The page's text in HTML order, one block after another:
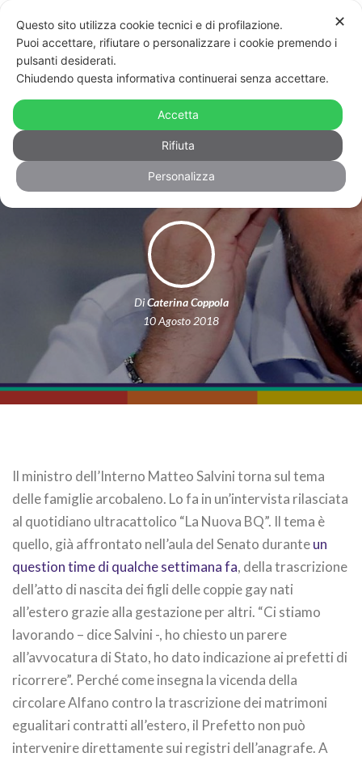
La bugia di Salvini su “madre” e
“padre” sul modulo per la carta di
identità elettronica
DiCaterina Coppola
10 Agosto 2018
Il ministro dell’Interno Matteo Salvini torna sul tema
delle famiglie arcobaleno. Lo fa in un’intervista rilasciata
al quotidiano ultracattolico “La Nuova BQ”. Il tema è
quello, già affrontato nell’aula del Senato duranteun
question time di qualche settimana fa, della trascrizione
dell’atto di nascita dei figli delle coppie gay nati
all’estero grazie alla gestazione per altri. “Ci stiamo
lavorando – dice Salvini -, ho chiesto un parere
all’avvocatura di Stato, ho dato indicazione ai prefetti di
ricorrere”. Perché come insegna la vicenda della
circolare Alfano contro la trascrizione dei matrimoni
egualitari contratti all’estero, il Prefetto non può
intervenire direttamente sui registri dell’anagrafe. A
✕
Questo sito utilizza cookie tecnici e di profilazione.
Puoi accettare, rifiutare o personalizzare i cookie premendo i
pulsanti desiderati.
Chiudendo questa informativa continuerai senza accettare.
Accetta
Rifiuta
Personalizza